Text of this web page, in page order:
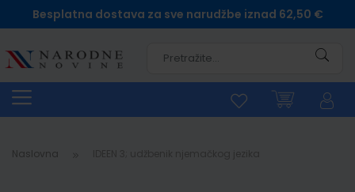
Besplatna dostava za sve narudžbe iznad 62,50 €
Naslovna